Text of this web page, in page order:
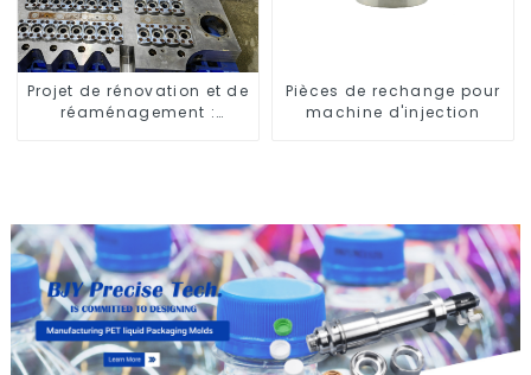
Projet de rénovation et de
réaménagement :
Pièces de rechange pour
machine d'injection